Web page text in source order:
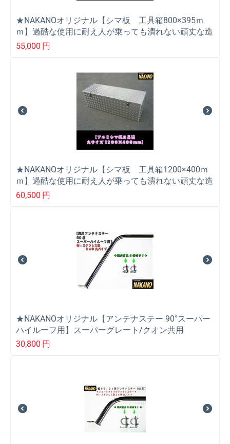
★NAKANOオリジナル【シマ板 工具箱800×395ｍ
ｍ】過酷な使用に耐え人が乗っても潰れない頑丈な造
り
55,000 円
★NAKANOオリジナル【シマ板 工具箱1200×400ｍ
ｍ】過酷な使用に耐え人が乗っても潰れない頑丈な造
り
60,500 円
★NAKANOオリジナル【アンテナステー 90°スーパー
ハイルーフ用】スーパーグレート/クオン共用
30,800 円